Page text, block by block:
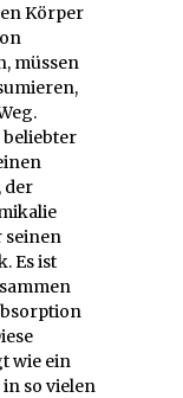
Körper
müssen
der
seinen
Es ist
wie ein
so vielen